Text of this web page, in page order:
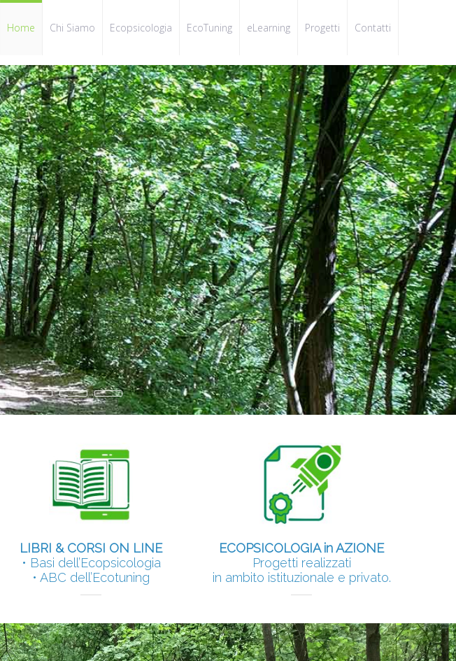
Home Chi Siamo Ecopsicologia EcoTuning eLearning Progetti Contatti
relazioni
nasce una
vivere bene insieme.
LAVORO
• • • •
LIBRI & CORSI ON LINE
• Basi dell’Ecopsicologia
• ABC dell’Ecotuning
ECOPSICOLOGIA in AZIONE
Progetti realizzati
in ambito istituzionale e privato.